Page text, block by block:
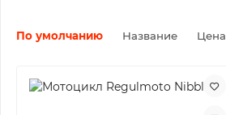
По умолчанию Название Цена